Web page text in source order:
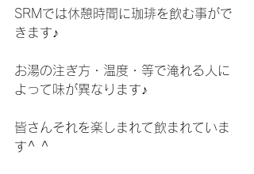
SRMでは休憩時間に珈琲を飲む事がで
きます♪
お湯の注ぎ方・温度・等で淹れる人に
よって味が異なります♪
皆さんそれを楽しまれて飲まれていま
す^ ^